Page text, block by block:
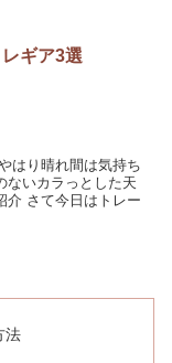
ギア3選
はり晴れ間は気持ち
ないカラっとした天
介 さて今日はトレー
法